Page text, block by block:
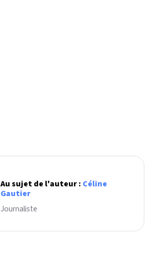
Au sujet de l'auteur : Céline
Gautier
Journaliste